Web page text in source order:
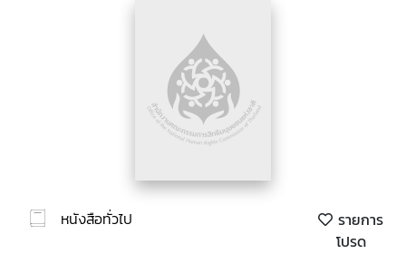
หนังสือทั่วไป
รายการ
โปรด